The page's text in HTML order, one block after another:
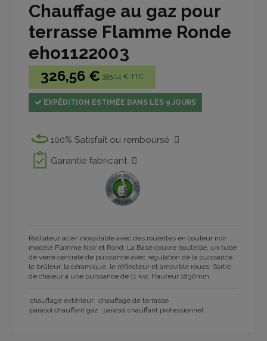
Chauffage au gaz pour
terrasse Flamme Ronde
eho1122003
326,56 € 395.14 € TTC
EXPÉDITION ESTIMÉE DANS LES 9 JOURS
100% Satisfait ou remboursé
Garantie fabricant
Radiateur acier inoxydable avec des roulettes en couleur noir
modèle Flamme Noir et Rond. La Base couvre bouteille, un tube
de verre centrale de puissance avec régulation de la puissance,
le brûleur, la céramique, le réflecteur et amovible roues. Sortie
de chaleur à une puissance de 11 kw. Hauteur 1830mm.
chauffage extérieur chauffage de terrasse
parasol chauffant gaz
parasol chauffant professionnel